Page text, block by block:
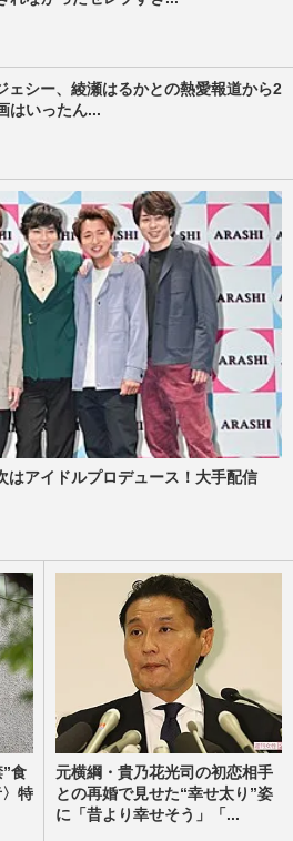
ェシー、綾瀬はるかとの熱愛報道から2
はいったん...
はアイドルプロデュース！大手配信
食
特
元横綱・貴乃花光司の初恋相手
との再婚で見せた“幸せ太り”姿
に「昔より幸せそう」「...